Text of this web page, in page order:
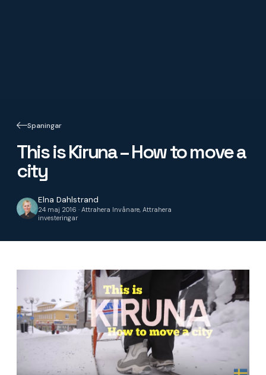
Spaningar
This is Kiruna – How to move a
city
Elna Dahlstrand
24 maj 2016 · Attrahera Invånare, Attrahera
investeringar